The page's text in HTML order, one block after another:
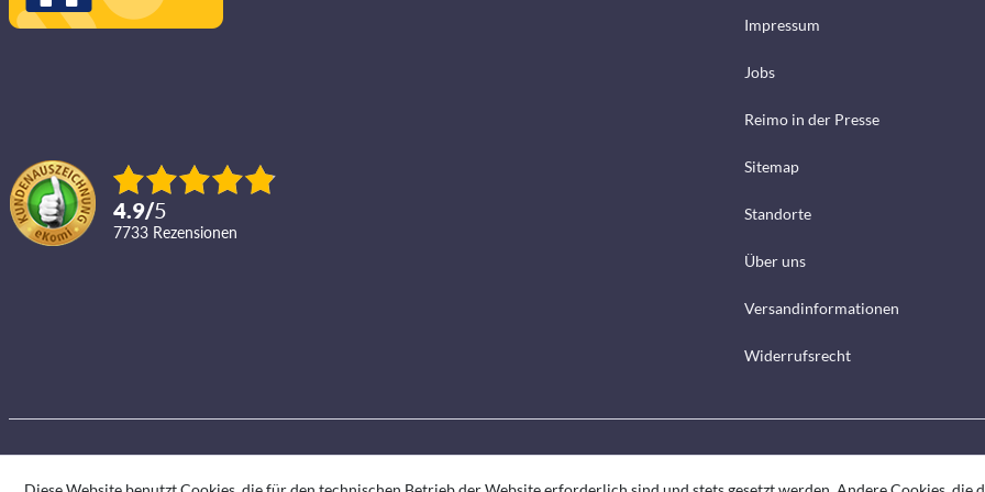
4.9/5
7733 Rezensionen
Impressum
Jobs
Reimo in der Presse
Sitemap
Standorte
Über uns
Versandinformationen
Widerrufsrecht